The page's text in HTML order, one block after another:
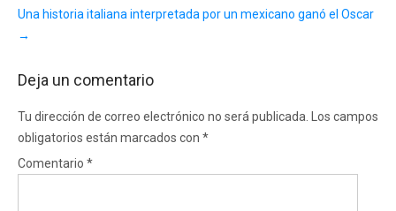
Una historia italiana interpretada por un mexicano ganó el Oscar
→
Deja un comentario
Tu dirección de correo electrónico no será publicada.
Los campos
obligatorios están marcados con *
Comentario *